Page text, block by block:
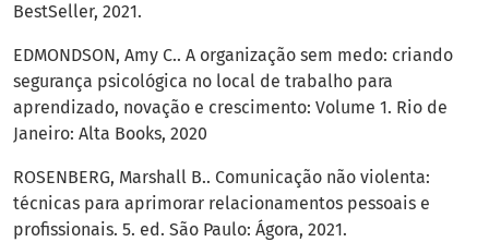
BestSeller, 2021.
EDMONDSON, Amy C.. A organização sem medo: criando
segurança psicológica no local de trabalho para
aprendizado, novação e crescimento: Volume 1. Rio de
Janeiro: Alta Books, 2020
ROSENBERG, Marshall B.. Comunicação não violenta:
técnicas para aprimorar relacionamentos pessoais e
profissionais. 5. ed. São Paulo: Ágora, 2021.